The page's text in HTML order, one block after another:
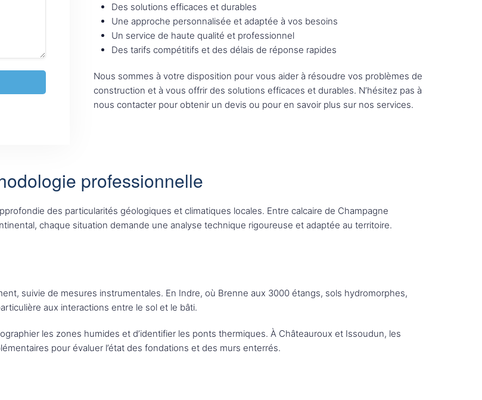
Des solutions efficaces et durables
Une approche personnalisée et adaptée à vos besoins
Un service de haute qualité et professionnel
Des tarifs compétitifs et des délais de réponse rapides
Nous sommes à votre disposition pour vous aider à résoudre vos problèmes de
construction et à vous offrir des solutions efficaces et durables. N’hésitez pas à
nous contacter pour obtenir un devis ou pour en savoir plus sur nos services.
professionnelle
des particularités géologiques et climatiques locales. Entre calcaire de Champagne
chaque situation demande une analyse technique rigoureuse et adaptée au territoire.
suivie de mesures instrumentales. En Indre, où Brenne aux 3000 étangs, sols hydromorphes,
aux interactions entre le sol et le bâti.
les zones humides et d’identifier les ponts thermiques. À Châteauroux et Issoudun, les
pour évaluer l’état des fondations et des murs enterrés.